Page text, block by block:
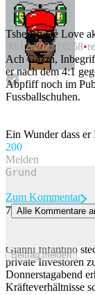
Tsherish De Love
30.12.2023 08:58
Ach Gazza,
er nach dem 4:1
Abpfiff noch im
Fussballschuhen.
Ein Wunder dass
200
Melden
Beitrag melden
Zum Kommentar
7 Alle Kommentare
Gianni Infantino
private Investoren
Donnerstagabend
Kräfteverhältnisse